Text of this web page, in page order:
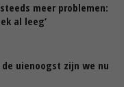
meer problemen:
al leeg’
de uienoogst zijn we nu